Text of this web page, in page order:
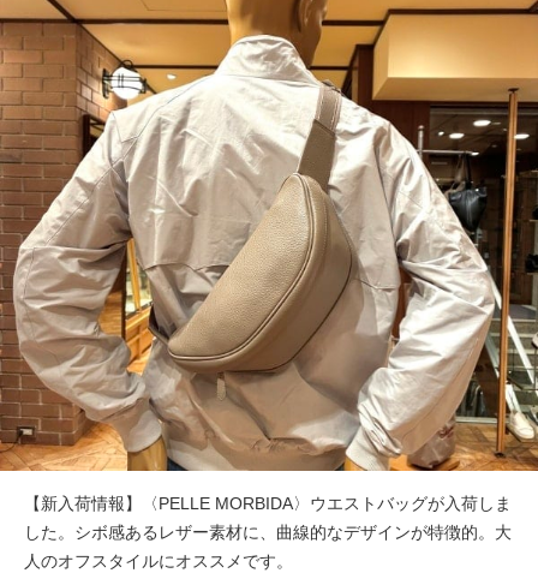
【新入荷情報】〈PELLE MORBIDA〉ウエストバッグが入荷しま
した。シボ感あるレザー素材に、曲線的なデザインが特徴的。大
人のオフスタイルにオススメです。